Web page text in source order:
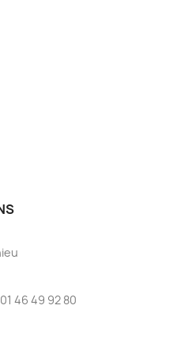
01 46 49 92 80